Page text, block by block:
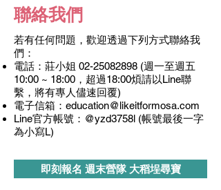
聯絡我們
​若有任何問題，歡迎透過下列方式聯絡我
們：
電話：莊小姐 02-25082898 (週一至週五
10:00 ~ 18:00，超過18:00煩請以Line聯
繫，將有專人儘速回覆)
電子信箱： education@likeitformosa.com
Line官方帳號：@yzd3758l (帳號最後一字
為小寫L)
即刻報名 週末營隊 大稻埕尋寶